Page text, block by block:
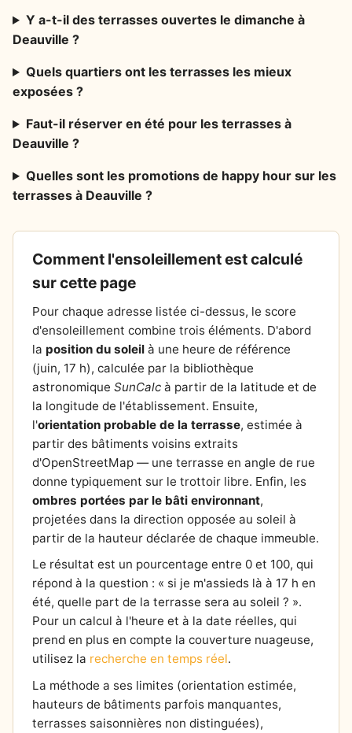
Y a-t-il des terrasses ouvertes le dimanche à
Deauville ?
Quels quartiers ont les terrasses les mieux
exposées ?
Faut-il réserver en été pour les terrasses à
Deauville ?
Quelles sont les promotions de happy hour sur les
terrasses à Deauville ?
Comment l'ensoleillement est calculé
sur cette page
Pour chaque adresse listée ci-dessus, le score
d'ensoleillement combine trois éléments. D'abord
la position du soleil à une heure de référence
(juin, 17 h), calculée par la bibliothèque
astronomique SunCalc à partir de la latitude et de
la longitude de l'établissement. Ensuite,
l'orientation probable de la terrasse, estimée à
partir des bâtiments voisins extraits
d'OpenStreetMap — une terrasse en angle de rue
donne typiquement sur le trottoir libre. Enfin, les
ombres portées par le bâti environnant,
projetées dans la direction opposée au soleil à
partir de la hauteur déclarée de chaque immeuble.
Le résultat est un pourcentage entre 0 et 100, qui
répond à la question : « si je m'assieds là à 17 h en
été, quelle part de la terrasse sera au soleil ? ».
Pour un calcul à l'heure et à la date réelles, qui
prend en plus en compte la couverture nuageuse,
utilisez la recherche en temps réel.
La méthode a ses limites (orientation estimée,
hauteurs de bâtiments parfois manquantes,
terrasses saisonnières non distinguées),